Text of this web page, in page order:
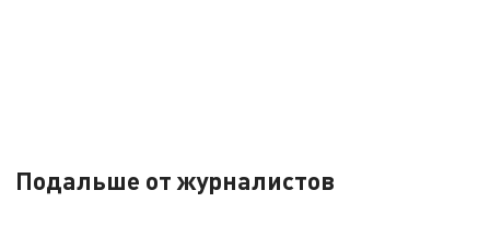
Подальше от журналистов